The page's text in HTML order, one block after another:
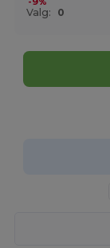
Valg: 0